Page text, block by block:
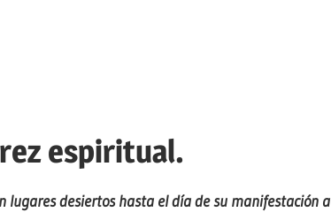
espiritual.
lugares desiertos hasta el día de su manifestación a